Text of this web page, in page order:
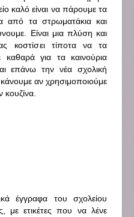
καλό είναι να πάρουμε τα
από τα στρωματάκια και
Είναι μια πλύση και
κοστίσει τίποτα να τα
καθαρά για τα καινούρια
επάνω την νέα σχολική
αν χρησιμοποιούμε
κουζίνα.
έγγραφα του σχολείου
με ετικέτες που να λένε